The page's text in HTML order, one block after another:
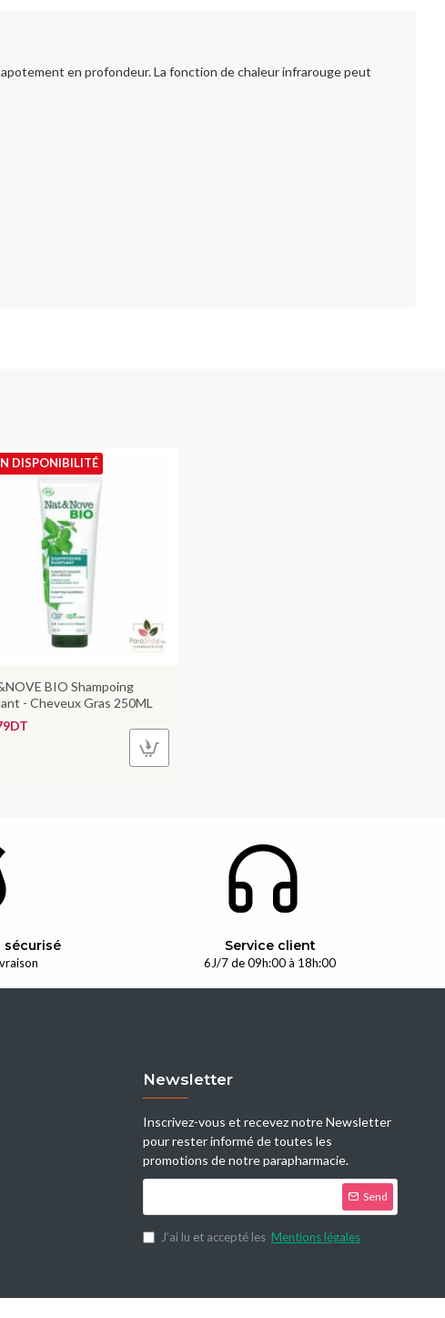
en profondeur. La fonction de chaleur infrarouge peut
DISPONIBILITÉ
BIO Shampoing
- Cheveux Gras 250ML
sécurisé Service client
6J/7 de 09h:00 à 18h:00
Newsletter
Inscrivez-vous et recevez notre Newsletter
pour rester informé de toutes les
promotions de notre parapharmacie.
Send
J’ai lu et accepté les Mentions légales